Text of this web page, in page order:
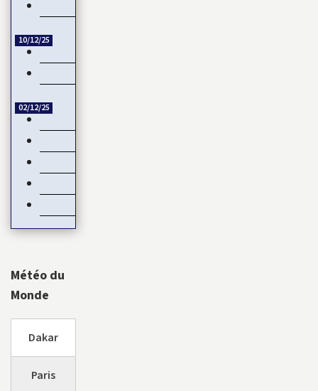
10/12/25
02/12/25
Météo du
Monde
Dakar
Paris